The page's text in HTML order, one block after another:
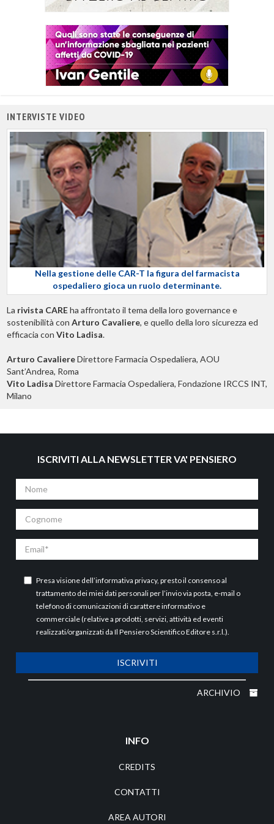
INTERVISTE VIDEO
Nella gestione delle CAR-T la figura del farmacista
ospedaliero gioca un ruolo determinante.
La rivista CAREha affrontato il tema della loro governance e
sostenibilità con Arturo Cavaliere, e quello della loro sicurezza ed
efficacia con Vito Ladisa.
Arturo CavaliereDirettore Farmacia Ospedaliera, AOU
Sant’Andrea, Roma
Vito Ladisa Direttore Farmacia Ospedaliera, Fondazione IRCCS INT,
Milano
ISCRIVITI ALLA NEWSLETTER VA' PENSIERO
Nome
Cognome
Email
Presa visione dell’informativa privacy, presto il consenso al
trattamento dei miei dati personali per l’invio via posta, e-mail o
telefono di comunicazioni di carattere informativo e
commerciale (relative a prodotti, servizi, attività ed eventi
realizzati/organizzati da Il Pensiero Scientifico Editore s.r.l.).
ISCRIVITI
ARCHIVIO
INFO
CREDITS
CONTATTI
AREA AUTORI